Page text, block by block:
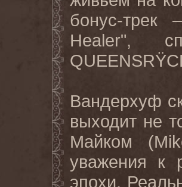
бонус-
Healer",
QUEENSRŸ
Вандерхуф
выходит не
Майком (
уважения к
эпохи.